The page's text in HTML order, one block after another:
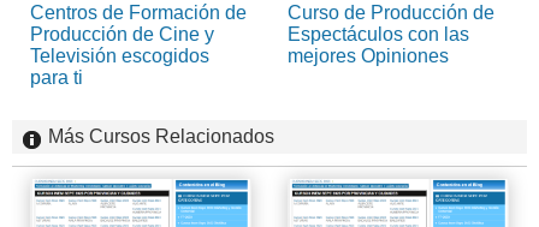
Centros de Formación de
Producción de Cine y
Televisión escogidos
para ti
Curso de Producción de
Espectáculos con las
mejores Opiniones
Más Cursos Relacionados